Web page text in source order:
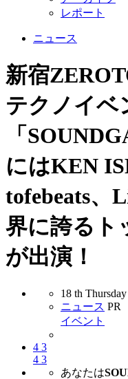
レポート
ニュース
新宿
テクノイベ
「
にはKEN
tofebeats、
界に誇るト
が出演！
18 th Thursday
ニュース PR
イベント
4 3
4 3
あなたは